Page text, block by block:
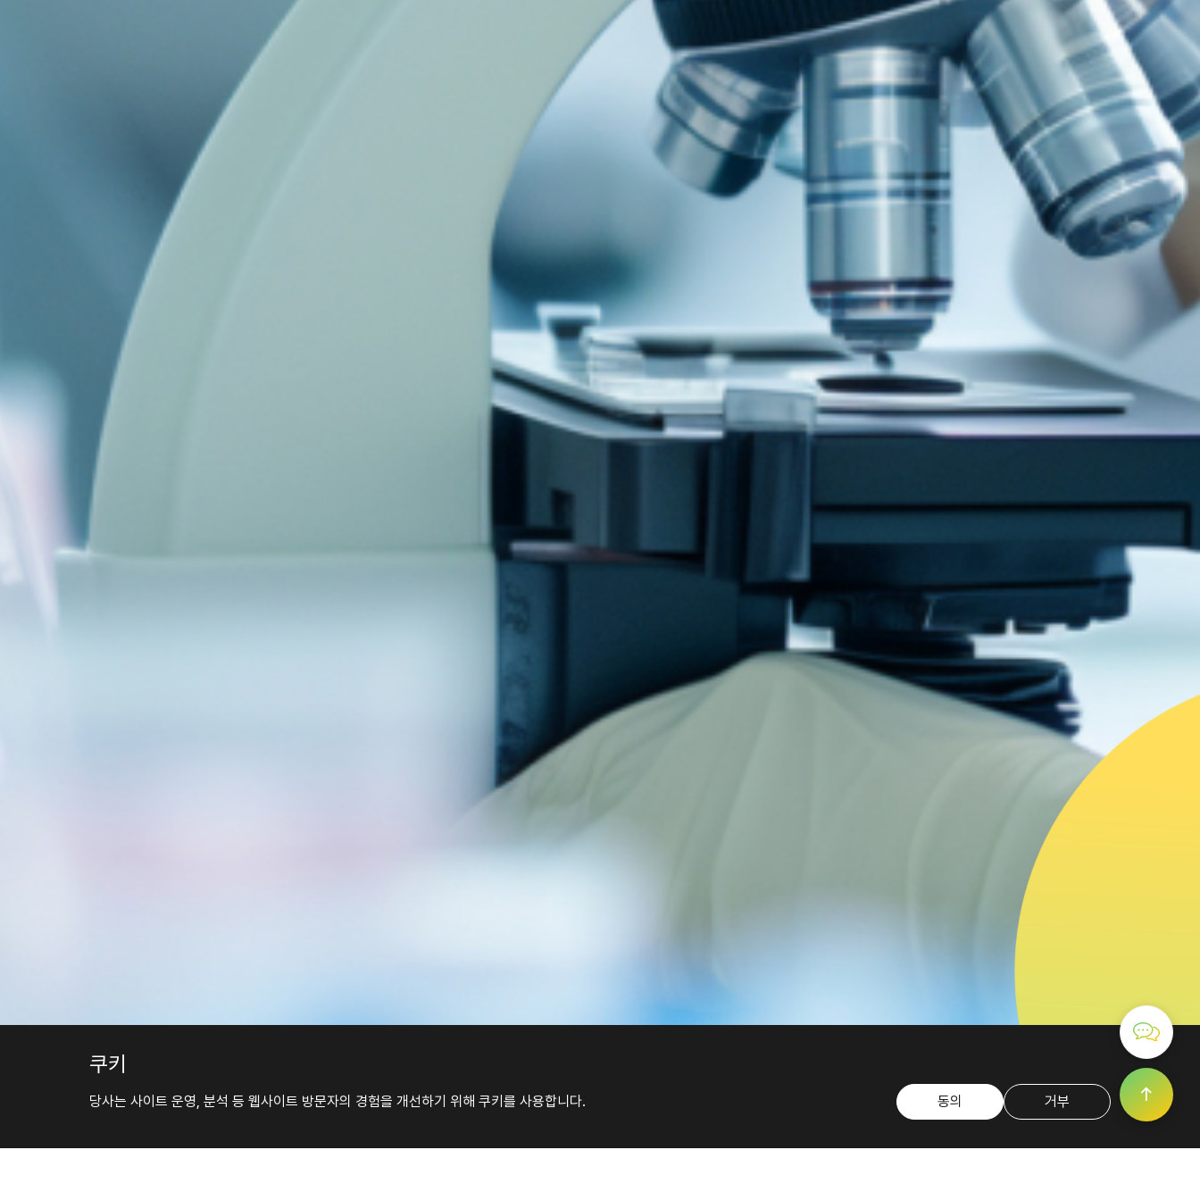
쿠키
당사는 사이트 운영, 분석 등 웹사이트 방문자의 경험을 개선하기 위해 쿠키를 사용합니다. 동의 거부